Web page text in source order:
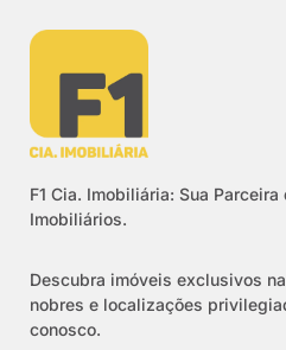
F1 Cia. Imobiliária: Sua
Imobiliários.
Descubra imóveis exclusivos
nobres e localizações
conosco.